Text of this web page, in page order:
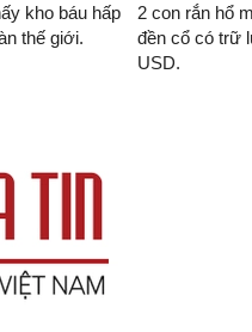
kho báu hấp
thế giới.
2 con rắn hổ
đền cổ có trữ
USD.